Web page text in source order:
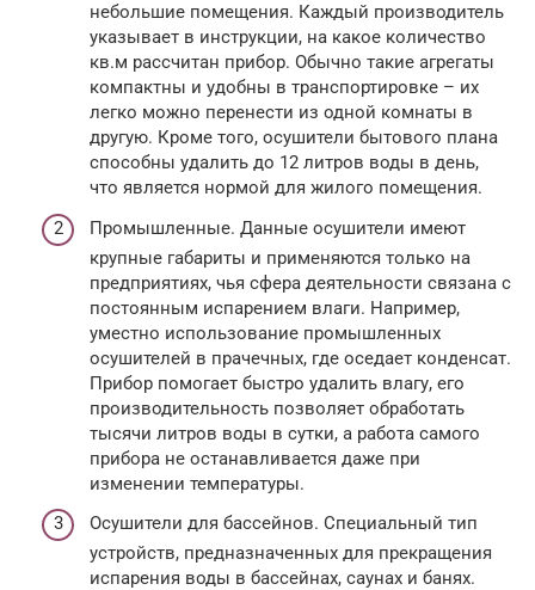
небольшие помещения. Каждый производитель
указывает в инструкции, на какое количество
кв.м рассчитан прибор. Обычно такие агрегаты
компактны и удобны в транспортировке – их
легко можно перенести из одной комнаты в
другую. Кроме того, осушители бытового плана
способны удалить до 12 литров воды в день,
что является нормой для жилого помещения.
Промышленные. Данные осушители имеют
крупные габариты и применяются только на
предприятиях, чья сфера деятельности связана с
постоянным испарением влаги. Например,
уместно использование промышленных
осушителей в прачечных, где оседает конденсат.
Прибор помогает быстро удалить влагу, его
производительность позволяет обработать
тысячи литров воды в сутки, а работа самого
прибора не останавливается даже при
изменении температуры.
Осушители для бассейнов. Специальный тип
устройств, предназначенных для прекращения
испарения воды в бассейнах, саунах и банях.